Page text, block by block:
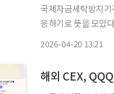
국제자금세탁방지
응하기로 뜻을 모았
2026-04-20 13:21
해외 CEX,